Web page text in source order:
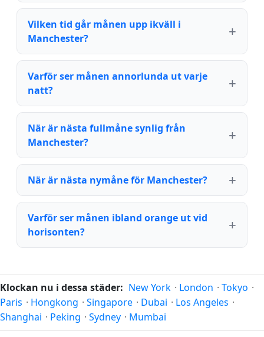
Vilken tid går månen upp ikväll i
Manchester?
Varför ser månen annorlunda ut varje
natt?
När är nästa fullmåne synlig från
Manchester?
När är nästa nymåne för Manchester?
Varför ser månen ibland orange ut vid
horisonten?
Klockan nu i dessa städer: New York · London · Tokyo ·
Paris · Hongkong · Singapore · Dubai · Los Angeles ·
Shanghai · Peking · Sydney · Mumbai